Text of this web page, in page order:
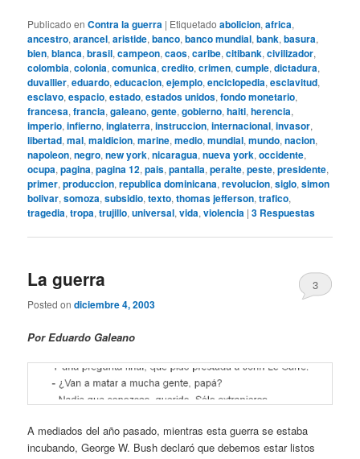
Publicado en Contra la guerra | Etiquetado abolicion,africa,
ancestro,arancel,aristide,banco,banco mundial,bank,basura,
bien,blanca,brasil,campeon,caos,caribe,citibank,civilizador,
colombia,colonia,comunica,credito,crimen,cumple,dictadura,
duvallier,eduardo,educacion,ejemplo,enciclopedia,esclavitud,
esclavo,espacio,estado,estados unidos,fondo monetario,
francesa,francia,galeano,gente,gobierno,haiti,herencia,
imperio,infierno,inglaterra,instruccion,internacional,invasor,
libertad,mal,maldicion,marine,medio,mundial,mundo,nacion,
napoleon,negro,new york,nicaragua,nueva york,occidente,
ocupa,pagina,pagina 12,pais,pantalla,peralte,peste,presidente,
primer,produccion,republica dominicana,revolucion,siglo,simon
bolivar,somoza,subsidio,texto,thomas jefferson,trafico,
tragedia,tropa,trujillo,universal,vida,violencia |3 Respuestas
La guerra
Posted ondiciembre 4, 2003
3
Por Eduardo Galeano
A mediados del año pasado, mientras esta guerra se estaba
incubando, George W. Bush declaró que debemos estar listos